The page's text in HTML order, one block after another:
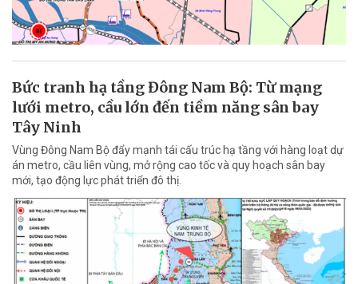
Bức tranh hạ tầng Đông Nam Bộ: Từ mạng
lưới metro, cầu lớn đến tiềm năng sân bay
Tây Ninh
Vùng Đông Nam Bộ đẩy mạnh tái cấu trúc hạ tầng với hàng loạt dự
án metro, cầu liên vùng, mở rộng cao tốc và quy hoạch sân bay
mới, tạo động lực phát triển đô thị.